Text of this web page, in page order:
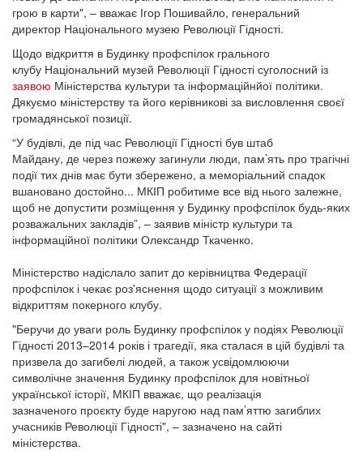
грою в карти", – вважає Ігор Пошивайло, генеральний
директор Національного музею Революції Гідності.
Щодо відкриття в Будинку профспілок грального
клубу Національний музей Революції Гідності суголосний із
заявою Міністерства культури та інформаційнйої політики.
Дякуємо міністерству та його керівникові за висловлення своєї
громадянської позиції.
“У будівлі, де під час Революції Гідності був штаб
Майдану, де через пожежу загинули люди, пам’ять про трагічні
події тих днів має бути збережено, а меморіальний спадок
вшановано достойно... МКІП робитиме все від нього залежне,
щоб не допустити розміщення у Будинку профспілок будь-яких
розважальних закладів”, – заявив міністр культури та
інформаційної політики Олександр Ткаченко.
Міністерство надіслало запит до керівництва Федерації
профспілок і чекає роз'яснення щодо ситуації з можливим
відкриттям покерного клубу.
"Беручи до уваги роль Будинку профспілок у подіях Революції
Гідності 2013–2014 років і трагедії, яка сталася в цій будівлі та
призвела до загибелі людей, а також усвідомлюючи
символічне значення Будинку профспілок для новітньої
української історії, МКІП вважає, що реалізація
зазначеного проєкту буде наругою над пам’яттю загиблих
учасників Революції Гідності", – зазначено на сайті
міністерства.